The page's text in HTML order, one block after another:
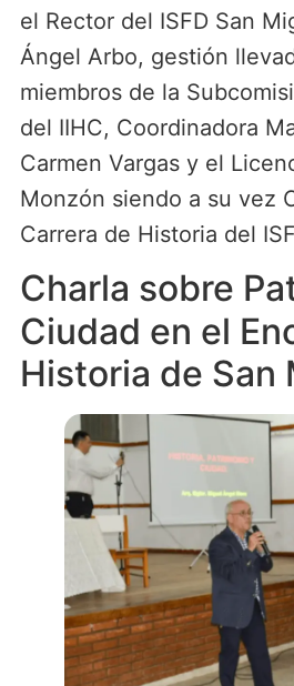
el Rector del ISFD San
Ángel Arbo, gestión
miembros de la
del IIHC, Coordinadora
Carmen Vargas y el
Monzón siendo a su vez
Carrera de Historia del
Charla sobre
Ciudad en el
Historia de San